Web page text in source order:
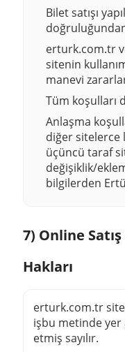
Bilet satışı
erturk.com.tr
sitenin
manevi
Tüm koşulları
Anlaşma
diğer sitelerce
üçüncü taraf
değişiklik/
bilgilerden
7) Online
Hakları
erturk.com.tr
işbu metinde yer
etmiş sayılır.